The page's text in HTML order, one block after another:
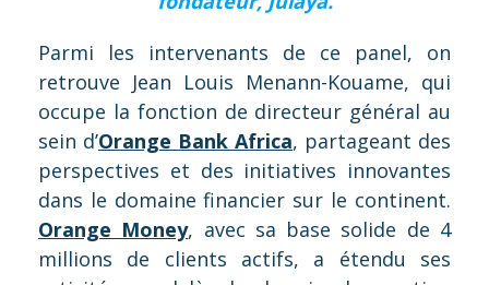
Parmi les intervenants de ce panel, on
retrouve Jean Louis Menann-Kouame, qui
occupe la fonction de directeur général au
sein d’Orange Bank Africa, partageant des
perspectives et des initiatives innovantes
dans le domaine financier sur le continent.
Orange Money, avec sa base solide de 4
millions de clients actifs, a étendu ses